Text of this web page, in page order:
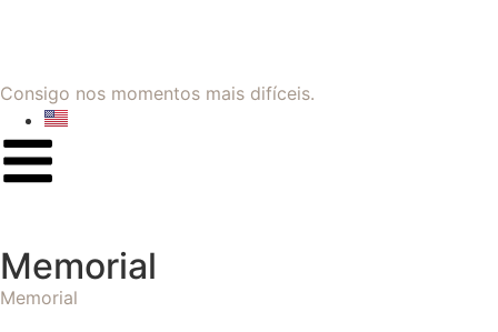
Consigo nos momentos mais difíceis.
Memorial
Memorial